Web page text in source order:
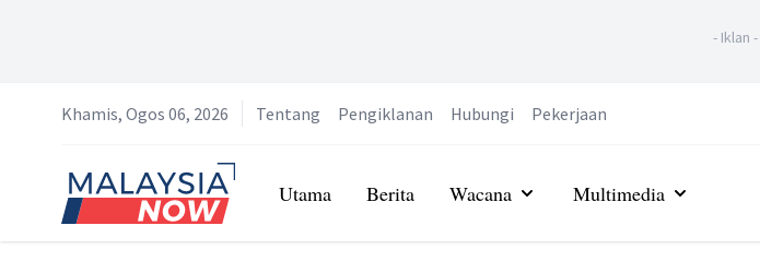
- Iklan -
Khamis, Ogos 06, 2026 Tentang Pengiklanan Hubungi Pekerjaan
Home
Utama Berita Wacana Multimedia